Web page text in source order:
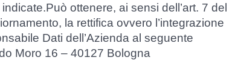
ottenere, ai sensi dell’art. 7 del
la rettifica ovvero l’integrazione
Dati dell’Azienda al seguente
Moro 16 – 40127 Bologna